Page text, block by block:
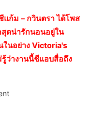
แก้ม – กวินตรา ได้โพส
ดน่ารักนอนอยู่ใน
ในอย่าง Victoria's
ว่างานนี้ชีแอบสื่อถึง